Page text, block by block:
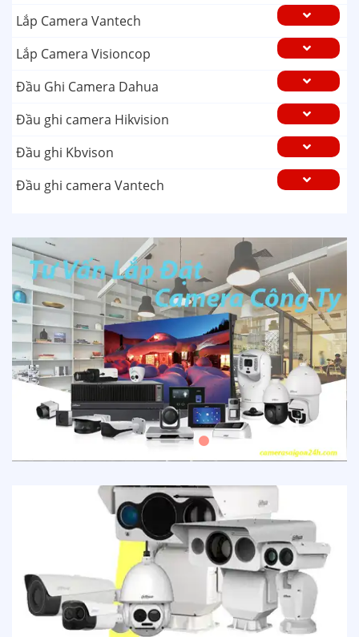
Lắp Camera Vantech
Lắp Camera Visioncop
Đầu Ghi Camera Dahua
Đầu ghi camera Hikvision
Đầu ghi Kbvison
Đầu ghi camera Vantech